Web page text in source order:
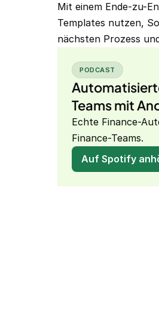
Mit einem Ende-zu-
Templates nutzen,
nächsten Prozess
PODCAST
Teams mit
Echte Finance-
Finance-Teams.
Auf Spotify